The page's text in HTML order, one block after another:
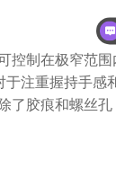
控制在极窄范
于注重握持手感
了胶痕和螺丝